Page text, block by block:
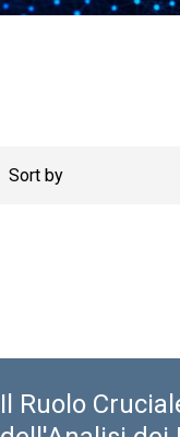
Il Ruolo